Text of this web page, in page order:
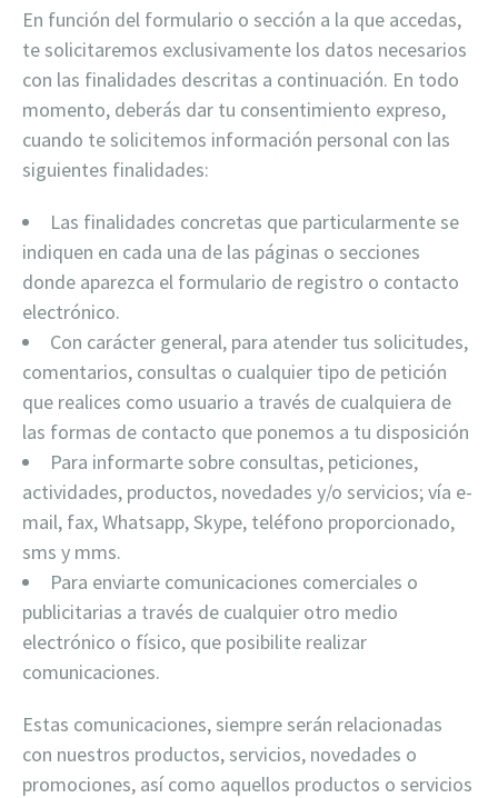
En función del formulario o sección a la que accedas,
te solicitaremos exclusivamente los datos necesarios
con las finalidades descritas a continuación. En todo
momento, deberás dar tu consentimiento expreso,
cuando te solicitemos información personal con las
siguientes finalidades:
Las finalidades concretas que particularmente se
indiquen en cada una de las páginas o secciones
donde aparezca el formulario de registro o contacto
electrónico.
Con carácter general, para atender tus solicitudes,
comentarios, consultas o cualquier tipo de petición
que realices como usuario a través de cualquiera de
las formas de contacto que ponemos a tu disposición
Para informarte sobre consultas, peticiones,
actividades, productos, novedades y/o servicios; vía e-
mail, fax, Whatsapp, Skype, teléfono proporcionado,
sms y mms.
Para enviarte comunicaciones comerciales o
publicitarias a través de cualquier otro medio
electrónico o físico, que posibilite realizar
comunicaciones.
Estas comunicaciones, siempre serán relacionadas
con nuestros productos, servicios, novedades o
promociones, así como aquellos productos o servicios